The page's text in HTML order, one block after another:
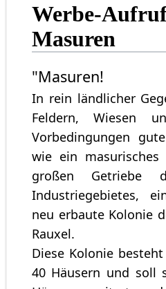
Werbe-
Masuren
"Masuren!
In rein ländlicher
Feldern, Wiesen
Vorbedingungen
wie ein
großen Getriebe
Industriegebietes,
neu erbaute Kolonie
Rauxel.
Diese Kolonie
40 Häusern und soll